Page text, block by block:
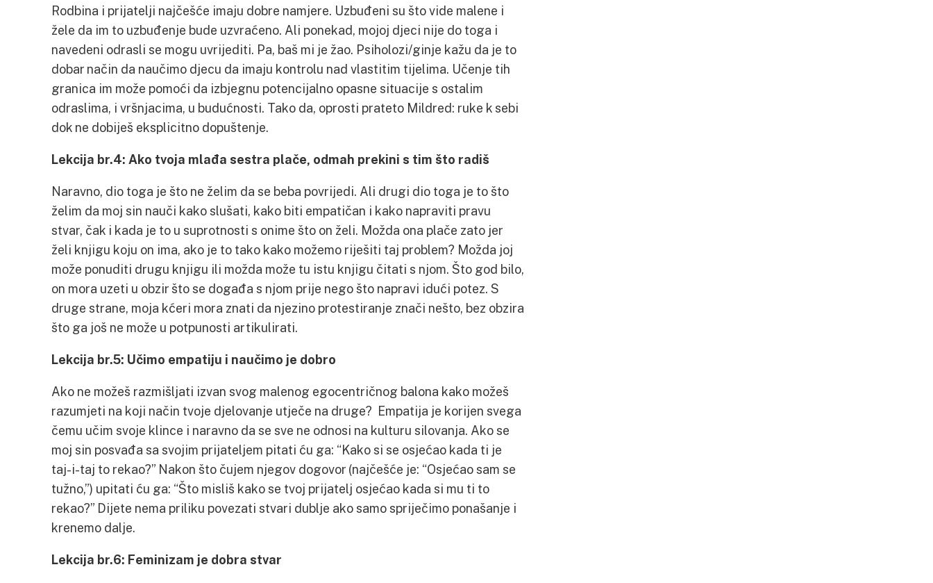
Rodbina i prijatelji najčešće imaju dobre namjere. Uzbuđeni su što vide malene i
žele da im to uzbuđenje bude uzvraćeno. Ali ponekad, mojoj djeci nije do toga i
navedeni odrasli se mogu uvrijediti. Pa, baš mi je žao. Psiholozi/ginje kažu da je to
dobar način da naučimo djecu da imaju kontrolu nad vlastitim tijelima. Učenje tih
granica im može pomoći da izbjegnu potencijalno opasne situacije s ostalim
odraslima, i vršnjacima, u budućnosti. Tako da, oprosti prateto Mildred: ruke k sebi
dok ne dobiješ eksplicitno dopuštenje.
Lekcija br.4: Ako tvoja mlađa sestra plače, odmah prekini s tim što radiš
Naravno, dio toga je što ne želim da se beba povrijedi. Ali drugi dio toga je to što
želim da moj sin nauči kako slušati, kako biti empatičan i kako napraviti pravu
stvar, čak i kada je to u suprotnosti s onime što on želi. Možda ona plače zato jer
želi knjigu koju on ima, ako je to tako kako možemo riješiti taj problem? Možda joj
može ponuditi drugu knjigu ili možda može tu istu knjigu čitati s njom. Što god bilo,
on mora uzeti u obzir što se događa s njom prije nego što napravi idući potez. S
druge strane, moja kćeri mora znati da njezino protestiranje znači nešto, bez obzira
što ga još ne može u potpunosti artikulirati.
Lekcija br.5: Učimo empatiju i naučimo je dobro
Ako ne možeš razmišljati izvan svog malenog egocentričnog balona kako možeš
razumjeti na koji način tvoje djelovanje utječe na druge? Empatija je korijen svega
čemu učim svoje klince i naravno da se sve ne odnosi na kulturu silovanja. Ako se
moj sin posvađa sa svojim prijateljem pitati ću ga: “Kako si se osjećao kada ti je
taj-i-taj to rekao?” Nakon što čujem njegov dogovor (najčešće je: “Osjećao sam se
tužno,”) upitati ću ga: “Što misliš kako se tvoj prijatelj osjećao kada si mu ti to
rekao?” Dijete nema priliku povezati stvari dublje ako samo spriječimo ponašanje i
krenemo dalje.
Lekcija br.6: Feminizam je dobra stvar